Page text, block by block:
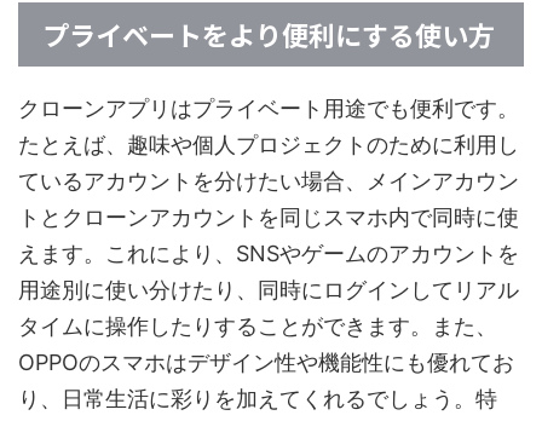
プライベートをより便利にする使い方
クローンアプリはプライベート用途でも便利です。
たとえば、趣味や個人プロジェクトのために利用し
ているアカウントを分けたい場合、メインアカウン
トとクローンアカウントを同じスマホ内で同時に使
えます。これにより、SNSやゲームのアカウントを
用途別に使い分けたり、同時にログインしてリアル
タイムに操作したりすることができます。また、
OPPOのスマホはデザイン性や機能性にも優れてお
り、日常生活に彩りを加えてくれるでしょう。特